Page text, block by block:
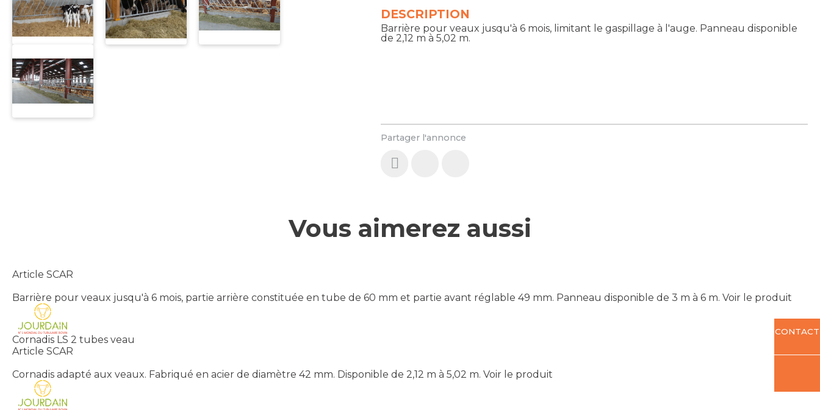
Partager l'annonce
DESCRIPTION
Barrière pour veaux jusqu'à 6 mois, limitant le gaspillage à l'auge. Panneau disponible
de 2,12 m à 5,02 m.
Vous aimerez aussi
Article SCAR
Barrière pour veaux jusqu'à 6 mois, partie arrière constituée en tube de 60 mm et partie avant réglable 49 mm. Panneau disponible de 3 m à 6 m. Voir le produit
Cornadis LS 2 tubes veau
Article SCAR
Cornadis adapté aux veaux. Fabriqué en acier de diamètre 42 mm. Disponible de 2,12 m à 5,02 m. Voir le produit
CONTACT